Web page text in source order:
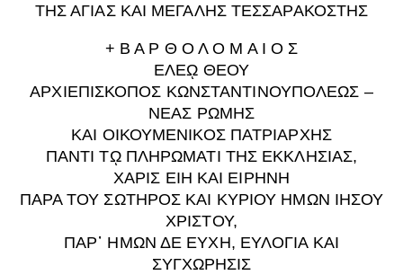
ΤΗΣ ΑΓΙΑΣ ΚΑΙ ΜΕΓΑΛΗΣ ΤΕΣΣΑΡΑΚΟΣΤΗΣ
+ Β Α Ρ Θ Ο Λ Ο Μ Α Ι Ο Σ
ΕΛΕῼ ΘΕΟΥ
ΑΡΧΙΕΠΙΣΚΟΠΟΣ ΚΩΝΣΤΑΝΤΙΝΟΥΠΟΛΕΩΣ –
ΝΕΑΣ ΡΩΜΗΣ
ΚΑΙ ΟΙΚΟΥΜΕΝΙΚΟΣ ΠΑΤΡΙΑΡΧΗΣ
ΠΑΝΤΙ Τῼ ΠΛΗΡΩΜΑΤΙ ΤΗΣ ΕΚΚΛΗΣΙΑΣ,
ΧΑΡΙΣ ΕΙΗ ΚΑΙ ΕΙΡΗΝΗ
ΠΑΡΑ ΤΟΥ ΣΩΤΗΡΟΣ ΚΑΙ ΚΥΡΙΟΥ ΗΜΩΝ ΙΗΣΟΥ
ΧΡΙΣΤΟΥ,
ΠΑΡ᾿ HΜΩΝ ΔΕ ΕΥΧΗ, ΕΥΛΟΓΙΑ ΚΑΙ
ΣΥΓΧΩΡΗΣΙΣ